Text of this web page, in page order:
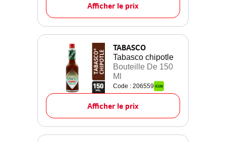
Afficher le prix
TABASCO
Tabasco chipotle
Bouteille De 150
Ml
Code : 206559
Afficher le prix